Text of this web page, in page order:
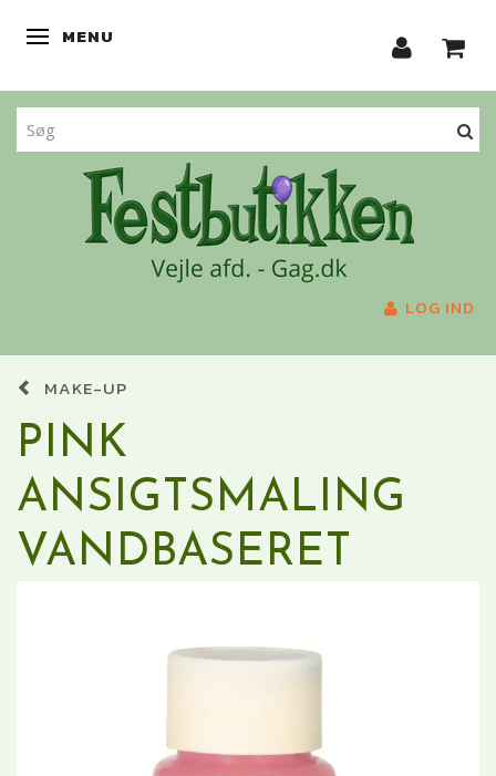
SKIFTE NAVIGATION
MENU
LOG IND
MAKE-UP
PINK
ANSIGTSMALING
VANDBASERET